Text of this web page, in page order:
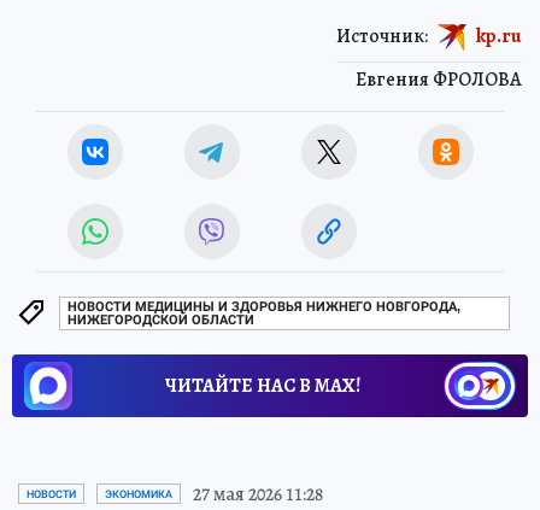
Евгения ФРОЛОВА
Источник: kp.ru
НОВОСТИ МЕДИЦИНЫ И ЗДОРОВЬЯ НИЖНЕГО НОВГОРОДА,
НИЖЕГОРОДСКОЙ ОБЛАСТИ
ЧИТАЙТЕ НАС В МАХ!
НОВОСТИ ЭКОНОМИКА 27 мая 2026 11:28